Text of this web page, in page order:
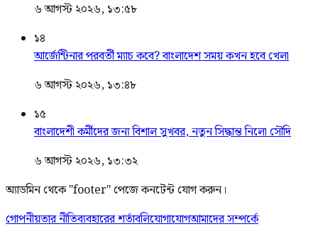
৬ আগস্ট ২০২৬, ১৩:৫৮
১৪
আর্জেন্টিনার পরবর্তী ম্যাচ কবে? বাংলাদেশ সময় কখন হবে খেলা
৬ আগস্ট ২০২৬, ১৩:৪৮
১৫
বাংলাদেশী কর্মীদের জন্য বিশাল সুখবর, নতুন সিদ্ধান্ত নিলো সৌদি
৬ আগস্ট ২০২৬, ১৩:৩২
অ্যাডমিন থেকে "footer" পেজে কনটেন্ট যোগ করুন।
গোপনীয়তার নীতিব্যবহারের শর্তাবলিযোগাযোগআমাদের সম্পর্কে